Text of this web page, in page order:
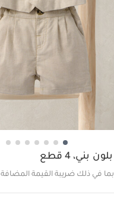
بني، 4 قطع
بما في ذلك ضريبة القيمة المضافة